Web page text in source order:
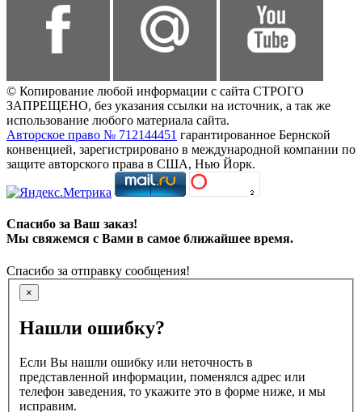
© Копирование любой информации с сайта СТРОГО
ЗАПРЕЩЕНО, без указания ссылки на источник, а так же
использование любого материала сайта.
Авторское право № 712144451 гарантированное Бернской
конвенцией, зарегистрировано в международной компании по
защите авторского права в США, Нью Йорк.
Спасибо за Ваш заказ!
Мы свяжемся с Вами в самое ближайшее время.
Спасибо за отправку сообщения!
×
Нашли ошибку?
Если Вы нашли ошибку или неточность в
представленной информации, поменялся адрес или
телефон заведения, то укажите это в форме ниже, и мы
исправим.